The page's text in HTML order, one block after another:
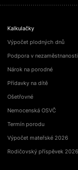
Kalkulačky
Výpočet plodných dnů
Podpora v nezaměstnanosti
Nárok na porodné
Přídavky na dítě
Ošetřovné
Nemocenská OSVČ
Termín porodu
Výpočet mateřské 2026
Rodičovský příspěvek 2026